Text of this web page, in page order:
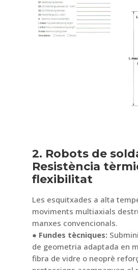
2. Robots de
Resistència
flexibilitat
Les esquitxades a alta
moviments multiaxials
manxes convencionals.
● Fundes tècniques:
de geometria adaptada en
fibra de vidre o neoprè